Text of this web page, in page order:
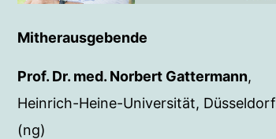
Mitherausgebende
Prof. Dr. med. Norbert Gattermann,
Heinrich-Heine-Universität, Düsseldorf
(ng)